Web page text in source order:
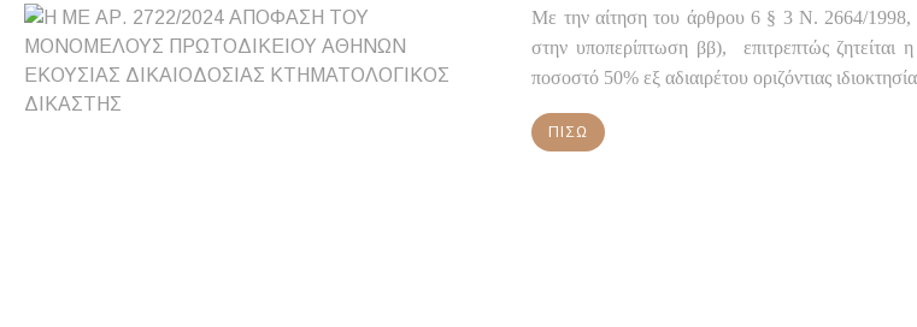
Με την αίτηση του άρθρου 6 § 3 Ν. 2664/
στην υποπερίπτωση ββ), επιτρεπτώς ζητείται
ποσοστό 50% εξ αδιαιρέτου οριζόντιας
ΠΊΣΩ